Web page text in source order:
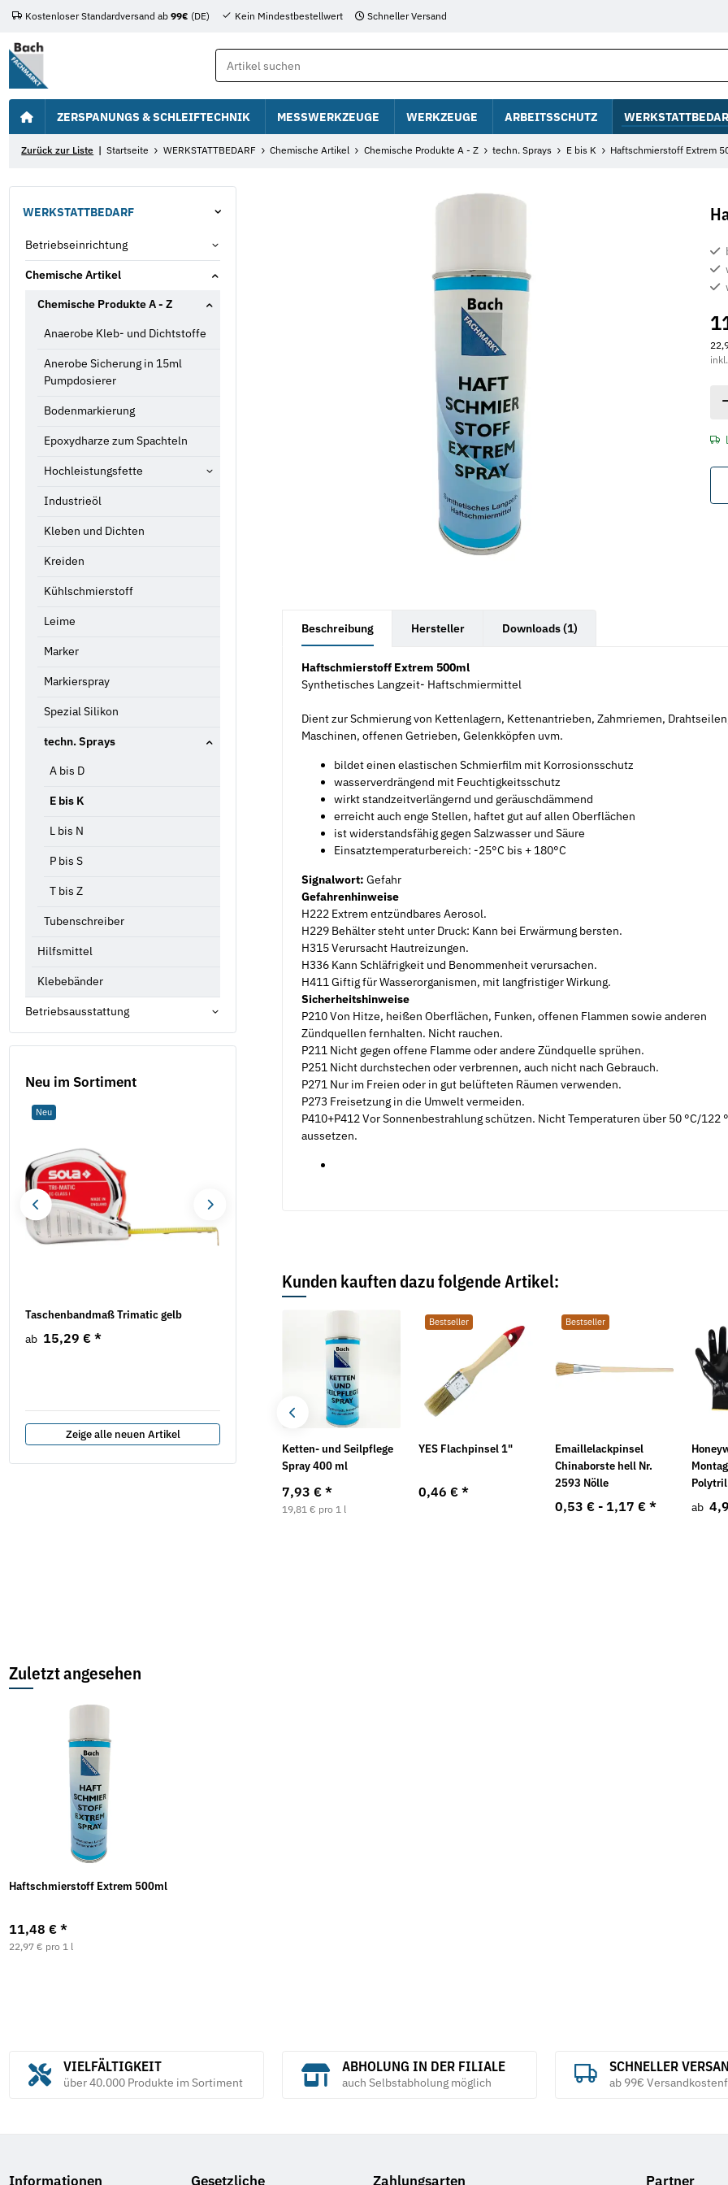
Kostenloser Standardversand ab 99€ (DE) Kein Mindestbestellwert Schneller Versand
ZERSPANUNGS & SCHLEIFTECHNIK MESSWERKZEUGE WERKZEUGE ARBEITSSCHUTZ
Zurück zur Liste Startseite WERKSTATTBEDARF Chemische Artikel Chemische Produkte A - Z techn. Sprays E bis K Haftschmierstoff Extrem
Beschreibung Hersteller Downloads (1)
Haftschmierstoff Extrem 500ml
Synthetisches Langzeit- Haftschmiermittel
Dient zur Schmierung von Kettenlagern, Kettenantrieben, Zahmriemen,
Maschinen, offenen Getrieben, Gelenkköpfen uvm.
bildet einen elastischen Schmierfilm mit Korrosionsschutz
wasserverdrängend mit Feuchtigkeitsschutz
wirkt standzeitverlängernd und geräuschdämmend
erreicht auch enge Stellen, haftet gut auf allen Oberflächen
ist widerstandsfähig gegen Salzwasser und Säure
Einsatztemperaturbereich: -25°C bis + 180°C
Signalwort: Gefahr
Gefahrenhinweise
H222 Extrem entzündbares Aerosol.
H229 Behälter steht unter Druck: Kann bei Erwärmung bersten.
H315 Verursacht Hautreizungen.
H336 Kann Schläfrigkeit und Benommenheit verursachen.
H411 Giftig für Wasserorganismen, mit langfristiger Wirkung.
Sicherheitshinweise
P210 Von Hitze, heißen Oberflächen, Funken, offenen Flammen sowie anderen
Zündquellen fernhalten. Nicht rauchen.
P211 Nicht gegen offene Flamme oder andere Zündquelle sprühen.
P251 Nicht durchstechen oder verbrennen, auch nicht nach Gebrauch.
P271 Nur im Freien oder in gut belüfteten Räumen verwenden.
P273 Freisetzung in die Umwelt vermeiden.
P410+P412 Vor Sonnenbestrahlung schützen. Nicht Temperaturen über 50 °C/122
aussetzen.
Kunden kauften dazu folgende Artikel:
Bestseller
Cutterklingen Metall
18mm (Pack a 10
Bestseller
Kehrschaufel Metall
mit Holzgriff
Ketten- und Seilpflege
Spray 400 ml
7,93 €*
19,81 € pro 1 l
Bestseller
YES Flachpinsel 1"
0,46 €*
Bestseller
Emaillelackpinsel
Chinaborste hell Nr.
2593 Nölle
0,53 € - 1,17 €*
ab
WERKSTATTBEDARF
Betriebseinrichtung
Chemische Artikel
Chemische Produkte A - Z
Anaerobe Kleb- und Dichtstoffe
Anerobe Sicherung in 15ml
Pumpdosierer
Bodenmarkierung
Epoxydharze zum Spachteln
Hochleistungsfette
Industrieöl
Kleben und Dichten
Kreiden
Kühlschmierstoff
Leime
Marker
Markierspray
Spezial Silikon
techn. Sprays
A bis D
E bis K
L bis N
P bis S
T bis Z
Tubenschreiber
Hilfsmittel
Klebebänder
Betriebsausstattung
Neu im Sortiment
Neu
Taschenbandmaß Trimatic gelb
ab 15,29 € *
Oberflächenfräse EOF 100.1
Neu
Mess- und Kontrollplatte aus
Naturhartgestein DIN 876 Güte 0
254,90 €
Neu
Pack (Blister)
2,70 €*
Zeige alle neuen Artikel
Zuletzt angesehen
Haftschmierstoff Extrem 500ml
11,48 €*
22,97 € pro 1 l
VIELFÄLTIGKEIT
über 40.000 Produkte im Sortiment
ABHOLUNG IN DER FILIALE
auch Selbstabholung möglich
SCHNELLER
ab 99€
Informationen Gesetzliche Zahlungsarten Partner